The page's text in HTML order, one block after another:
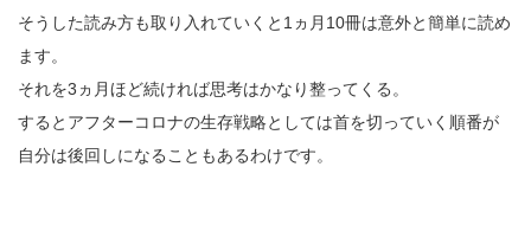
そうした読み方も取り入れていくと1ヵ月10冊は意外と簡単に読め
ます。
それを3ヵ月ほど続ければ思考はかなり整ってくる。
するとアフターコロナの生存戦略としては首を切っていく順番が
自分は後回しになることもあるわけです。